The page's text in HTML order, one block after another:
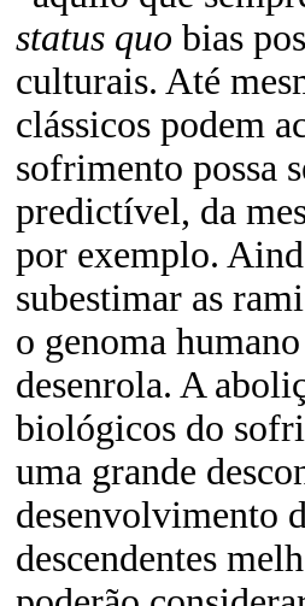
status quo bias
culturais. Até
clássicos podem
sofrimento possa
predictível, da
por exemplo.
subestimar as
o genoma
desenrola. A
biológicos do
uma grande
desenvolvimento
descendentes